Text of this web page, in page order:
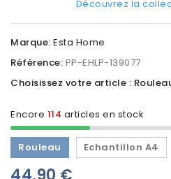
Découvrez la
Marque: Esta Home
Référence: PP-EHLP-139077
Encore 114 articles en stock
Choisissez votre article :
Rouleau Echantillon A4